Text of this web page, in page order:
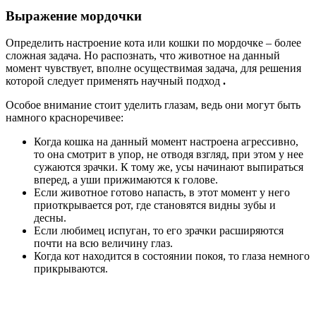
Выражение мордочки
Определить настроение кота или кошки по мордочке – более
сложная задача. Но распознать, что животное на данный
момент чувствует, вполне осуществимая задача, для решения
которой следует применять научный подход .
Особое внимание стоит уделить глазам, ведь они могут быть
намного красноречивее:
Когда кошка на данный момент настроена агрессивно,
то она смотрит в упор, не отводя взгляд, при этом у нее
сужаются зрачки. К тому же, усы начинают выпираться
вперед, а уши прижимаются к голове.
Если животное готово напасть, в этот момент у него
приоткрывается рот, где становятся видны зубы и
десны.
Если любимец испуган, то его зрачки расширяются
почти на всю величину глаз.
Когда кот находится в состоянии покоя, то глаза немного
прикрываются.